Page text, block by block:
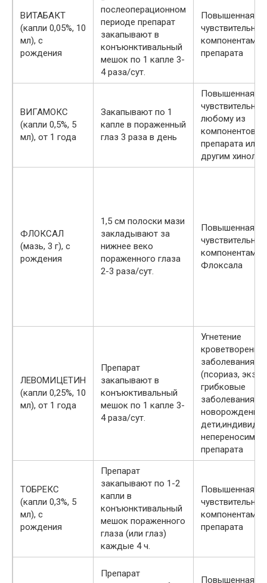
ВИТАБАКТ
(капли 0,05%, 10
мл), с
рождения
послеоперационном
периоде препарат
закапывают в
конъюнктивальный
мешок по 1 капле 3-
4 раза/сут.
Повышенная
компонентам
препарата
ВИГАМОКС
(капли 0,5%, 5
мл), от 1 года
Закапывают по 1
капле в пораженный
глаз 3 раза в день
Повышенная
любому из
компонентов
препарата или к
другим
ФЛОКСАЛ
(мазь, 3 г), с
рождения
1,5 см полоски мази
закладывают за
нижнее веко
пораженного глаза
2-3 раза/сут.
Повышенная
компонентам
Флоксала
ЛЕВОМИЦЕТИН
(капли 0,25%, 10
мл), от 1 года
Препарат
закапывают в
конъюктивальный
мешок по 1 капле 3-
4 раза/сут.
Угнетение
кроветворения,
заболевания
(псориаз,
грибковые
заболевания),
препарата
ТОБРЕКС
(капли 0,3%, 5
мл), с
рождения
Препарат
закапывают по 1-2
капли в
конъюнктивальный
мешок пораженного
глаза (или глаз)
каждые 4 ч.
Повышенная
компонентам
препарата
Препарат
Повышенная